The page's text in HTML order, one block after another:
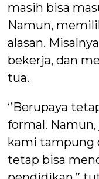
masih bisa
Namun,
alasan.
bekerja, dan
tua.
‘’Berupaya
formal.
kami tampung
tetap bisa